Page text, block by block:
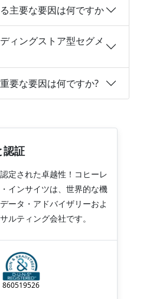
主要な要因は何ですか
ィングストア型セグメ
要な要因は何ですか?
認証
定された卓越性！コヒーレ
インサイツは、世界的な機
ータ・アドバイザリーおよ
ルティング会社です。
860519526